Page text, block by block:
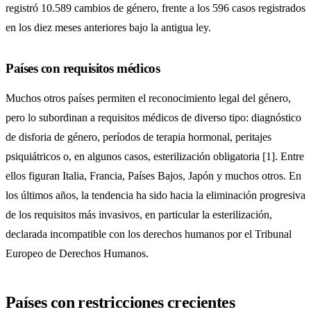
registró 10.589 cambios de género, frente a los 596 casos registrados
en los diez meses anteriores bajo la antigua ley.
Países con requisitos médicos
Muchos otros países permiten el reconocimiento legal del género,
pero lo subordinan a requisitos médicos de diverso tipo: diagnóstico
de disforia de género, períodos de terapia hormonal, peritajes
psiquiátricos o, en algunos casos, esterilización obligatoria [1]. Entre
ellos figuran Italia, Francia, Países Bajos, Japón y muchos otros. En
los últimos años, la tendencia ha sido hacia la eliminación progresiva
de los requisitos más invasivos, en particular la esterilización,
declarada incompatible con los derechos humanos por el Tribunal
Europeo de Derechos Humanos.
Países con restricciones crecientes